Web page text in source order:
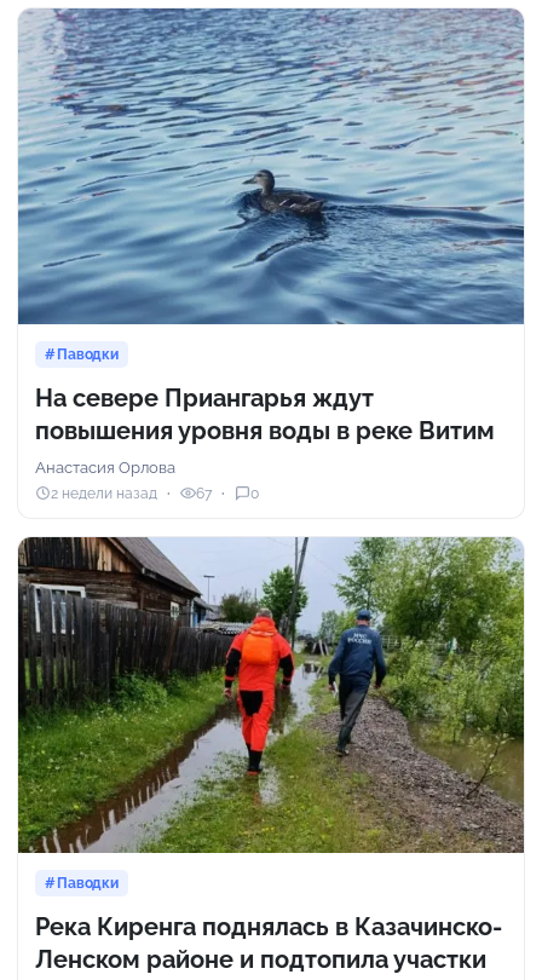
Паводки
На севере Приангарья ждут
повышения уровня воды в реке Витим
Анастасия Орлова
2 недели назад 67 0
Паводки
Река Киренга поднялась в Казачинско-
Ленском районе и подтопила участки